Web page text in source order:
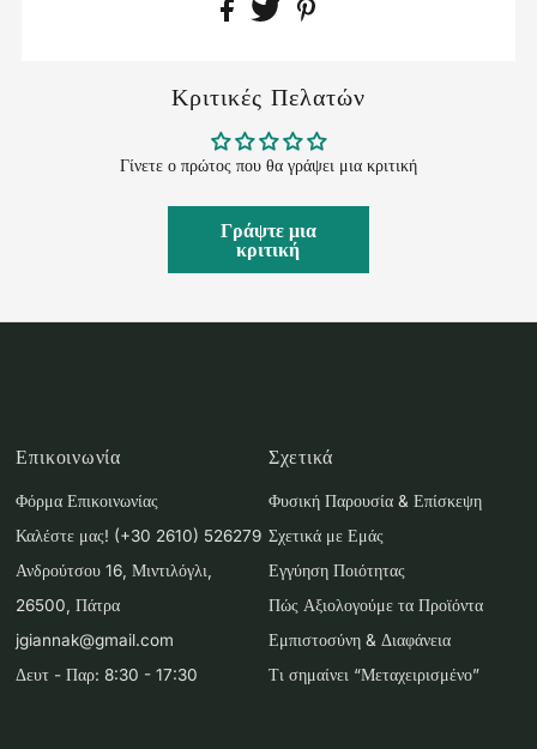
Κριτικές Πελατών
Γίνετε ο πρώτος που θα γράψει μια κριτική
Γράψτε μια
κριτική
Επικοινωνία
Φόρμα Επικοινωνίας
Καλέστε μας! (+30 2610) 526279
Ανδρούτσου 16, Μιντιλόγλι,
26500, Πάτρα
jgiannak@gmail.com
Δευτ - Παρ: 8:30 - 17:30
Σχετικά
Φυσική Παρουσία & Επίσκεψη
Σχετικά με Εμάς
Εγγύηση Ποιότητας
Πώς Αξιολογούμε τα Προϊόντα
Εμπιστοσύνη & Διαφάνεια
Τι σημαίνει “Μεταχειρισμένο”